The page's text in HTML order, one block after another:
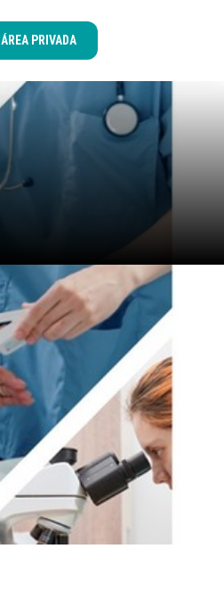
ÁREA PRIVADA